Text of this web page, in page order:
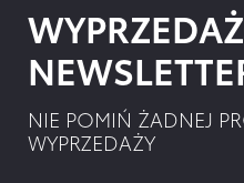
NIE POMIŃ ŻADNEJ
WYPRZEDAŻY